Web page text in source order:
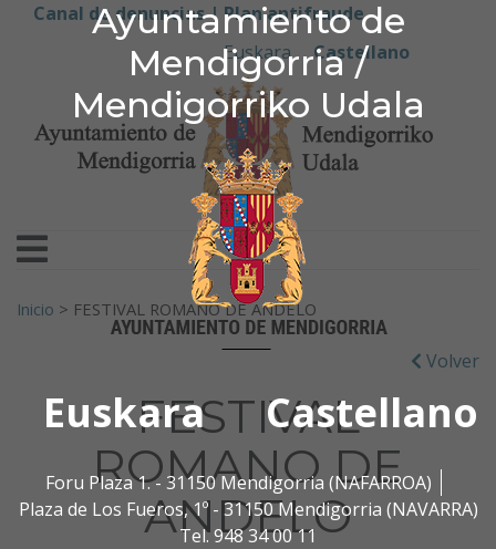
Ayuntamiento de
Mendigorria /
Mendigorriko Udala
Euskara Castellano
Foru Plaza 1. - 31150 Mendigorria (NAFARROA)
Plaza de Los Fueros, 1º - 31150 Mendigorria (NAVARRA)
Tel. 948 34 00 11
Ir al contenido
Ayuntamiento de
Canal de denuncias | Plan antifraude
Euskara
Castellano
Buscar:
Inicio > FESTIVAL ROMANO DE ANDELO
Volver
FESTIVAL
ROMANO DE
ANDELO